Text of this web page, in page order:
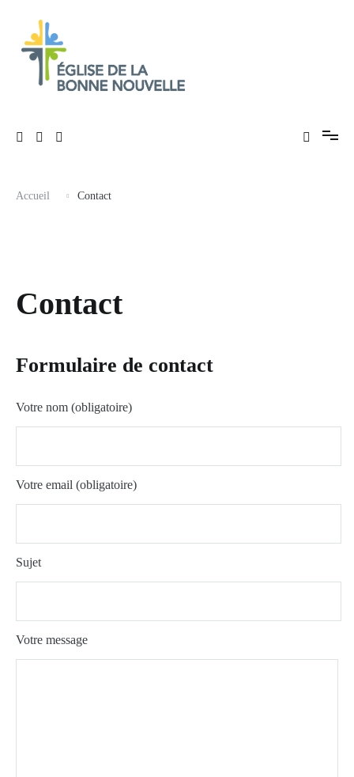
contenu
Accueil Contact
Contact
Formulaire de contact
Votre nom (obligatoire)
Votre email (obligatoire)
Sujet
Votre message